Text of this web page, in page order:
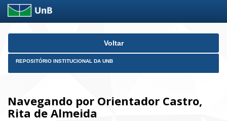
Skip
Voltar
REPOSITÓRIO INSTITUCIONAL DA UNB
Navegando por Orientador Castro,
Rita de Almeida